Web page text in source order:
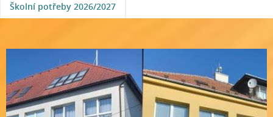
Školní potřeby 2026/2027